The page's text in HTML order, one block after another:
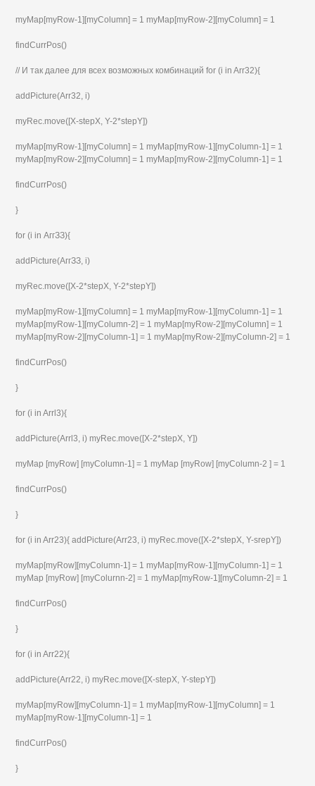
myMap[myRow-1][myColumn] = 1 myMap[myRow-2][myColumn] = 1
findCurrPos()
// И так далее для всех возможных комбинаций for (i in Arr32){
addPicture(Arr32, i)
myRec.move([X-stepX, Y-2*stepY])
myMap[myRow-1][myColumn] = 1 myMap[myRow-1][myColumn-1] = 1
myMap[myRow-2][myColumn] = 1 myMap[myRow-2][myColumn-1] = 1
findCurrPos()
}
for (i in АггЗЗ){
addPicture(АггЗЗ, i)
myRec.move([X-2*stepX, Y-2*stepY])
myMap[myRow-1][myColumn] = 1 myMap[myRow-1][myColumn-1] = 1
myMap[myRow-1][myColumn-2] = 1 myMap[myRow-2][myColumn] = 1
myMap[myRow-2][myColumn-1] = 1 myMap[myRow-2][myColumn-2] = 1
findCurrPos()
}
for (i in Arrl3){
addPicture(Arrl3, i) myRec.move([X-2*stepX, Y])
myMap [myRow] [myColumn-1] = 1 myMap [myRow] [myColumn-2 ] = 1
findCurrPos()
}
for (i in Arr23){ addPicture(Arr23, i) myRec.move([X-2*stepX, Y-srepY])
myMap[myRow][myColumn-1] = 1 myMap[myRow-1][myColumn-1] = 1
myMap [myRow] [myColurnn-2] = 1 myMap[myRow-1][myColumn-2] = 1
findCurrPos()
}
for (i in Arr22){
addPicture(Arr22, i) myRec.move([X-stepX, Y-stepY])
myMap[myRow][myColumn-1] = 1 myMap[myRow-1][myColumn] = 1
myMap[myRow-1][myColumn-1] = 1
findCurrPos()
}